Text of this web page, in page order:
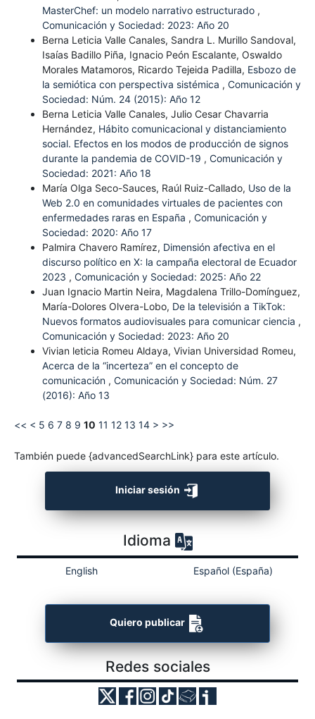
MasterChef: un modelo narrativo estructurado ,
Comunicación y Sociedad: 2023: Año 20
Berna Leticia Valle Canales, Sandra L. Murillo Sandoval,
Isaías Badillo Piña, Ignacio Peón Escalante, Oswaldo
Morales Matamoros, Ricardo Tejeida Padilla, Esbozo de
la semiótica con perspectiva sistémica , Comunicación y
Sociedad: Núm. 24 (2015): Año 12
Berna Leticia Valle Canales, Julio Cesar Chavarria
Hernández, Hábito comunicacional y distanciamiento
social. Efectos en los modos de producción de signos
durante la pandemia de COVID-19 , Comunicación y
Sociedad: 2021: Año 18
María Olga Seco-Sauces, Raúl Ruiz-Callado, Uso de la
Web 2.0 en comunidades virtuales de pacientes con
enfermedades raras en España , Comunicación y
Sociedad: 2020: Año 17
Palmira Chavero Ramírez, Dimensión afectiva en el
discurso político en X: la campaña electoral de Ecuador
2023 , Comunicación y Sociedad: 2025: Año 22
Juan Ignacio Martin Neira, Magdalena Trillo-Domínguez,
María-Dolores Olvera-Lobo, De la televisión a TikTok:
Nuevos formatos audiovisuales para comunicar ciencia ,
Comunicación y Sociedad: 2023: Año 20
Vivian leticia Romeu Aldaya, Vivian Universidad Romeu,
Acerca de la “incerteza” en el concepto de
comunicación , Comunicación y Sociedad: Núm. 27
(2016): Año 13
<< < 5 6 7 8 9 10 11 12 13 14 > >>
También puede {advancedSearchLink} para este artículo.
Iniciar sesión
Idioma
English Español (España)
Quiero publicar
Redes sociales